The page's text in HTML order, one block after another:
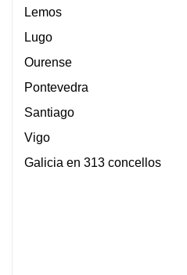
Lemos
Lugo
Ourense
Pontevedra
Santiago
Vigo
Galicia en 313 concellos